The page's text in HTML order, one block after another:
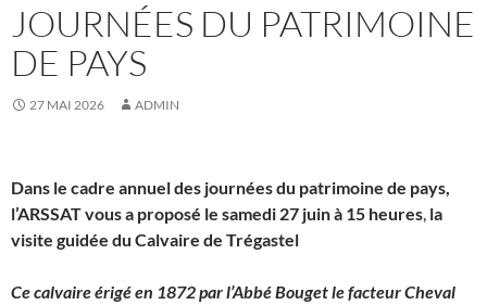
JOURNÉES DU PATRIMOINE
DE PAYS
27 MAI 2026 ADMIN
Dans le cadre annuel des journées du patrimoine de pays,
l’ARSSAT vous a proposé le samedi 27 juin à 15 heures la
visite guidée du Calvaire de Trégastel
Ce calvaire érigé en 1872 par l’Abbé Bouget le facteur Cheval